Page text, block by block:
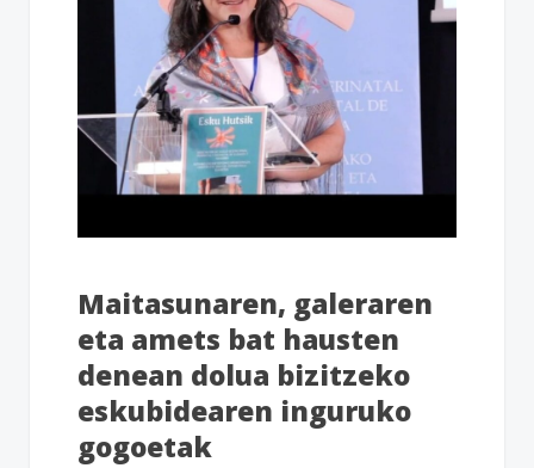
Maitasunaren, galeraren
eta amets bat hausten
denean dolua bizitzeko
eskubidearen inguruko
gogoetak